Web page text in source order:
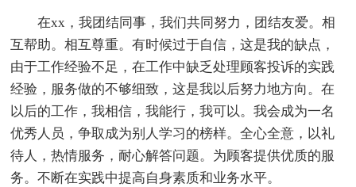
在xx，我团结同事，我们共同努力，团结友爱。相
互帮助。相互尊重。有时候过于自信，这是我的缺点，
由于工作经验不足，在工作中缺乏处理顾客投诉的实践
经验，服务做的不够细致，这是我以后努力地方向。在
以后的工作，我相信，我能行，我可以。我会成为一名
优秀人员，争取成为别人学习的榜样。全心全意，以礼
待人，热情服务，耐心解答问题。为顾客提供优质的服
务。不断在实践中提高自身素质和业务水平。